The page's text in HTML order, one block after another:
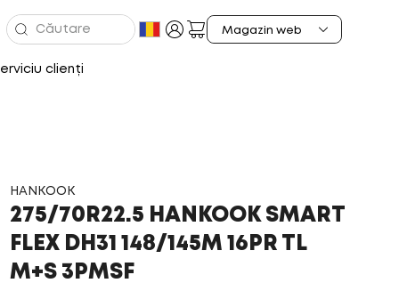
clienți
HANKOOK
275/70R22.5 HANKOOK SMART
FLEX DH31 148/145M 16PR TL
M+S 3PMSF